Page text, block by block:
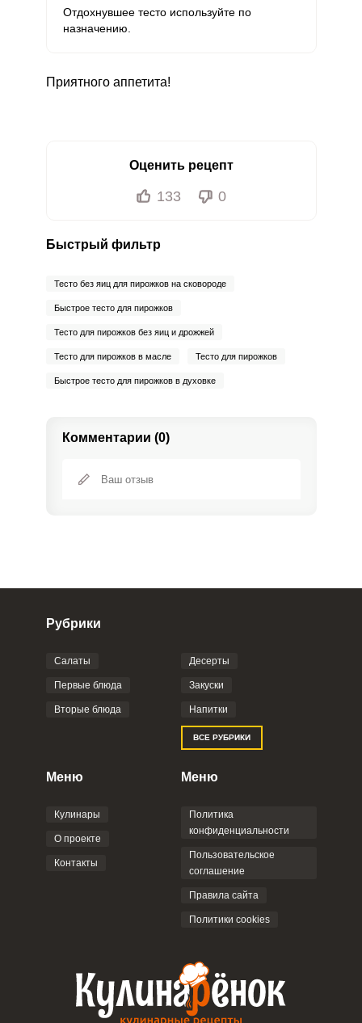
Отдохнувшее тесто используйте по
назначению.
Приятного аппетита!
Оценить рецепт
133 0
Быстрый фильтр
Тесто без яиц для пирожков на сковороде
Быстрое тесто для пирожков
Тесто для пирожков без яиц и дрожжей
Тесто для пирожков в масле Тесто для пирожков
Быстрое тесто для пирожков в духовке
Комментарии (0)
Фото до 4 шт, до 5 mb
Отправляя эту форму, вы соглашаетесь с
Политикой
Пользовательским
соглашением
Рубрики
Салаты
Первые блюда
Вторые блюда
Десерты
Закуски
Напитки
ВСЕ РУБРИКИ
Меню
Кулинары
О проекте
Контакты
Меню
Политика
конфиденциальности
Пользовательское
соглашение
Правила сайта
Политики cookies